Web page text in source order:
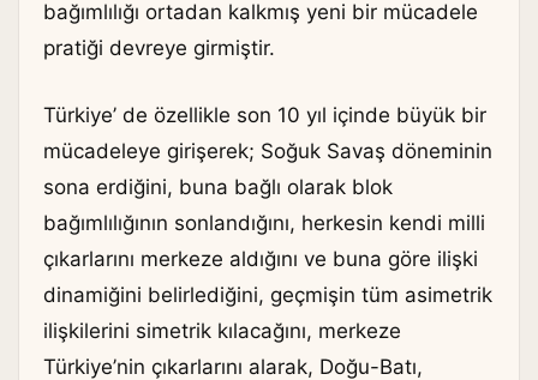
bağımlılığı ortadan kalkmış yeni bir mücadele
pratiği devreye girmiştir.
Türkiye’ de özellikle son 10 yıl içinde büyük bir
mücadeleye girişerek; Soğuk Savaş döneminin
sona erdiğini, buna bağlı olarak blok
bağımlılığının sonlandığını, herkesin kendi milli
çıkarlarını merkeze aldığını ve buna göre ilişki
dinamiğini belirlediğini, geçmişin tüm asimetrik
ilişkilerini simetrik kılacağını, merkeze
Türkiye’nin çıkarlarını alarak, Doğu-Batı,